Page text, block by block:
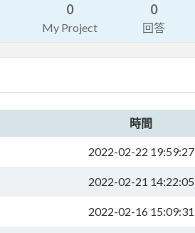
0
My Project
0
回答
時間
2022-02-22 19:59:27
2022-02-21 14:22:05
2022-02-16 15:09:31